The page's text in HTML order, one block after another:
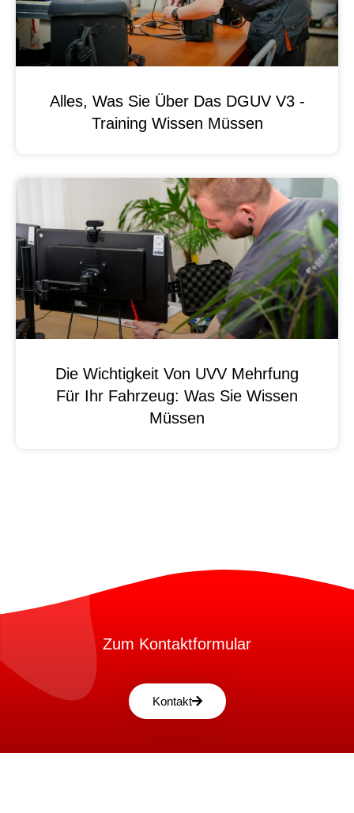
Alles, Was Sie Über Das DGUV V3 -
Training Wissen Müssen
Die Wichtigkeit Von UVV Mehrfung
Für Ihr Fahrzeug: Was Sie Wissen
Müssen
Zum Kontaktformular
Kontakt